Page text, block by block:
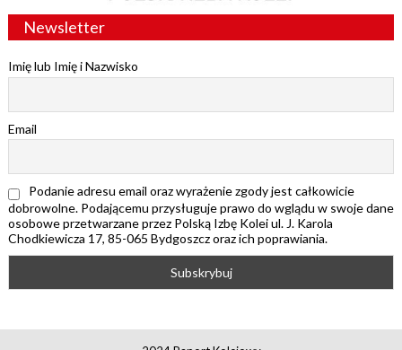
Newsletter
Imię lub Imię i Nazwisko
Email
Podanie adresu email oraz wyrażenie zgody jest całkowicie
dobrowolne. Podającemu przysługuje prawo do wglądu w swoje dane
osobowe przetwarzane przez Polską Izbę Kolei ul. J. Karola
Chodkiewicza 17, 85-065 Bydgoszcz oraz ich poprawiania.